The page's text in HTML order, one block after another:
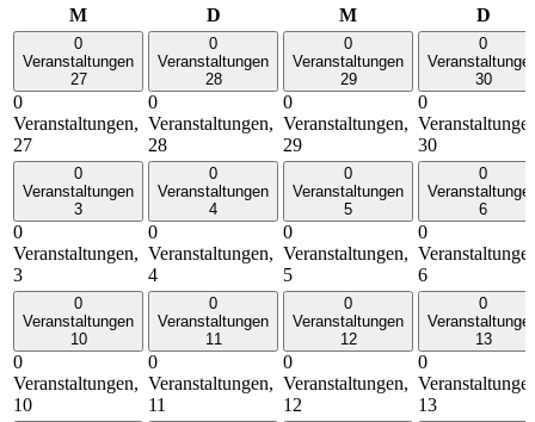
MMontag DDienstag MMittwoch D
0
Veranstaltungen
27
0
Veranstaltungen,
27
0
Veranstaltungen
28
0
Veranstaltungen,
28
0
Veranstaltungen
29
0
Veranstaltungen,
29
0
30
0
30
0
Veranstaltungen
3
0
Veranstaltungen,
3
0
Veranstaltungen
4
0
Veranstaltungen,
4
0
Veranstaltungen
5
0
Veranstaltungen,
5
0
6
0
6
0
Veranstaltungen
10
0
Veranstaltungen,
10
0
Veranstaltungen
11
0
Veranstaltungen,
11
0
Veranstaltungen
12
0
Veranstaltungen,
12
0
13
0
13